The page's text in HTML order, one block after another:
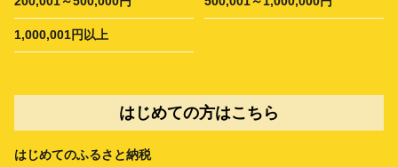
1,000,001円以上
はじめての方はこちら
はじめてのふるさと納税